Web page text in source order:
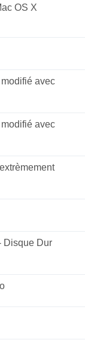
OS X
avec
avec
Disque Dur